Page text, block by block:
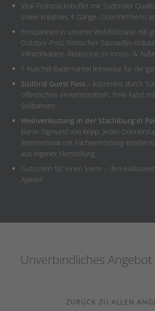
Vital-Frühstücksbuffet mit Südtiroler
sowie kreatives 4 Gänge- Gourmetmenü
Entspannen in unserer Wohlfühloase mit
Outdoor-Pool, Finnischer-Sauna/Bio-
Infrarotkabine, Relaxzone im Innen- &
1 Kuschel-Bademantel leihweise für die
Südtirol Guest Pass – kostenlos durch
öffentlichen Verkehrsmitteln, freie Fahrt
Seilbahnen
Weinverkostung in der Stachlburg in
Baron Sigmund von Kripp. Jeden
Weinseminar mit Fachverkostung
aus eigener Herstellung.
Gutschein für einen Siemr – den
Aperitif
Unverbindliches
ZURÜCK ZU ALLEN